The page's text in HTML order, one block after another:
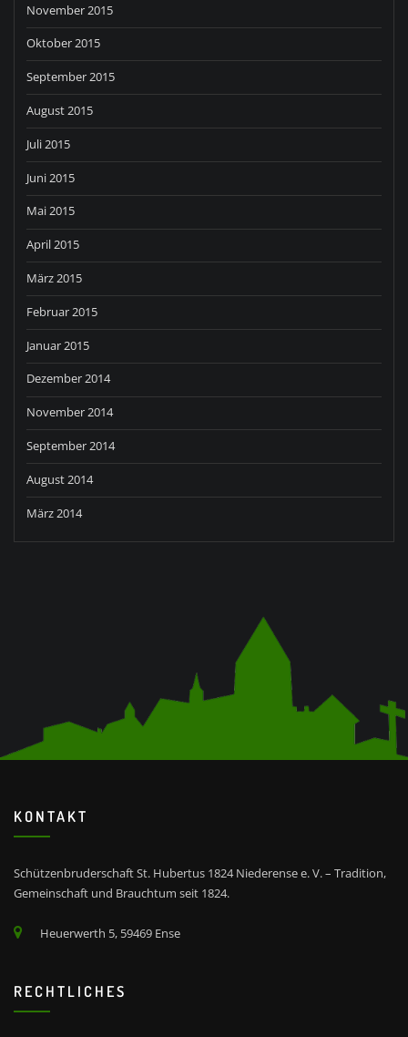
November 2015
Oktober 2015
September 2015
August 2015
Juli 2015
Juni 2015
Mai 2015
April 2015
März 2015
Februar 2015
Januar 2015
Dezember 2014
November 2014
September 2014
August 2014
März 2014
KONTAKT
Schützenbruderschaft St. Hubertus 1824 Niederense e. V. – Tradition,
Gemeinschaft und Brauchtum seit 1824.
Heuerwerth 5, 59469 Ense
RECHTLICHES